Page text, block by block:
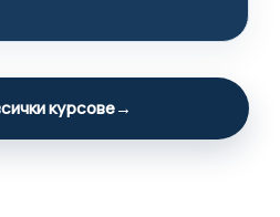
курсове→